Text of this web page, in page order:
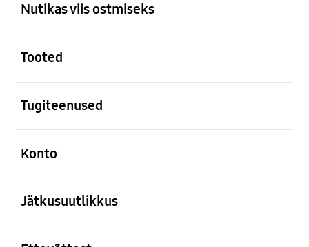
Nutikas viis ostmiseks
Tooted
Tugiteenused
Konto
Jätkusuutlikkus